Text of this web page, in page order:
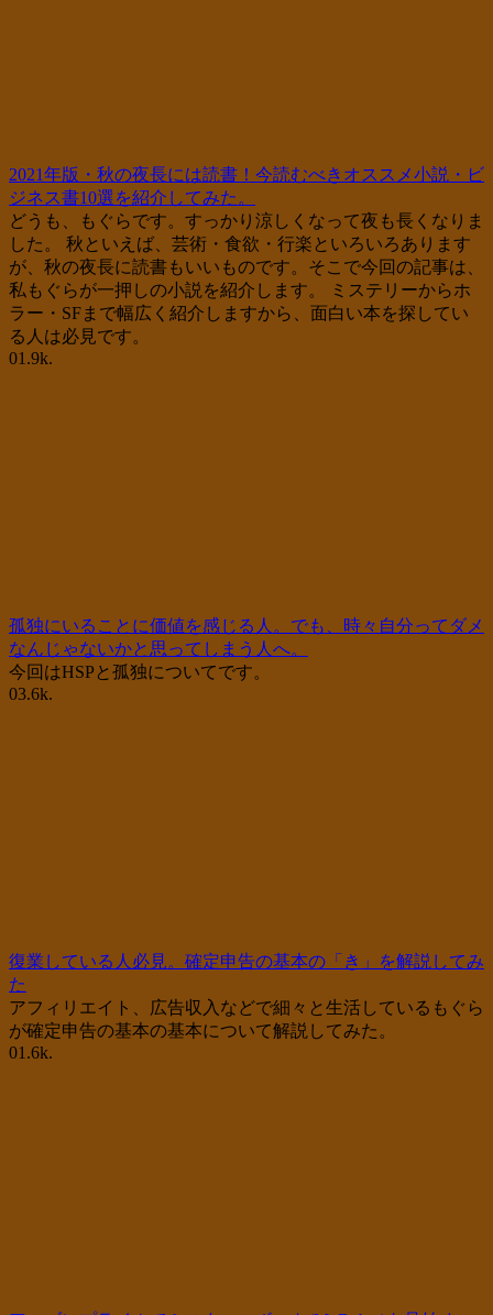
2021年版・秋の夜長には読書！今読むべきオススメ小説・ビ
ジネス書10選を紹介してみた。
どうも、もぐらです。すっかり涼しくなって夜も長くなりま
した。 秋といえば、芸術・食欲・行楽といろいろあります
が、秋の夜長に読書もいいものです。そこで今回の記事は、
私もぐらが一押しの小説を紹介します。 ミステリーからホ
ラー・SFまで幅広く紹介しますから、面白い本を探してい
る人は必見です。
01.9k.
孤独にいることに価値を感じる人。でも、時々自分ってダメ
なんじゃないかと思ってしまう人へ。
今回はHSPと孤独についてです。
03.6k.
復業している人必見。確定申告の基本の「き」を解説してみ
た
アフィリエイト、広告収入などで細々と生活しているもぐら
が確定申告の基本の基本について解説してみた。
01.6k.